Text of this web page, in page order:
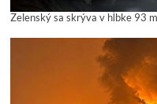
Zelenský sa skrýva v hĺbke 93